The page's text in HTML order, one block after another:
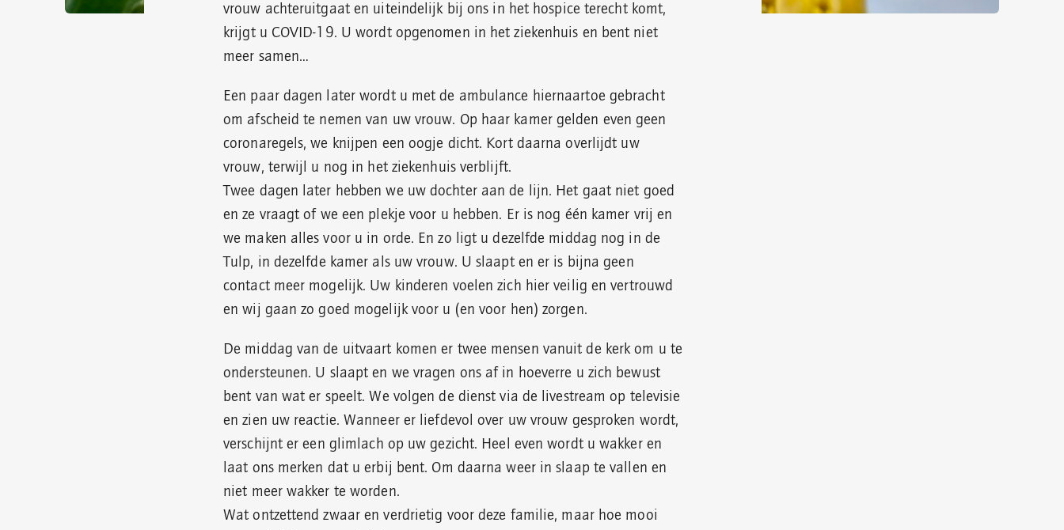
vrouw achteruitgaat en uiteindelijk bij ons in het hospice terecht komt,
krijgt u COVID-19. U wordt opgenomen in het ziekenhuis en bent niet
meer samen…
Een paar dagen later wordt u met de ambulance hiernaartoe gebracht
om afscheid te nemen van uw vrouw. Op haar kamer gelden even geen
coronaregels, we knijpen een oogje dicht. Kort daarna overlijdt uw
vrouw, terwijl u nog in het ziekenhuis verblijft.
Twee dagen later hebben we uw dochter aan de lijn. Het gaat niet goed
en ze vraagt of we een plekje voor u hebben. Er is nog één kamer vrij en
we maken alles voor u in orde. En zo ligt u dezelfde middag nog in de
Tulp, in dezelfde kamer als uw vrouw. U slaapt en er is bijna geen
contact meer mogelijk. Uw kinderen voelen zich hier veilig en vertrouwd
en wij gaan zo goed mogelijk voor u (en voor hen) zorgen.
De middag van de uitvaart komen er twee mensen vanuit de kerk om u te
ondersteunen. U slaapt en we vragen ons af in hoeverre u zich bewust
bent van wat er speelt. We volgen de dienst via de livestream op televisie
en zien uw reactie. Wanneer er liefdevol over uw vrouw gesproken wordt,
verschijnt er een glimlach op uw gezicht. Heel even wordt u wakker en
laat ons merken dat u erbij bent. Om daarna weer in slaap te vallen en
niet meer wakker te worden.
Wat ontzettend zwaar en verdrietig voor deze familie, maar hoe mooi